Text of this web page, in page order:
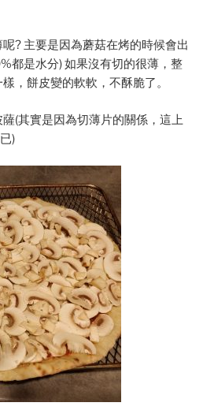
? 主要是因為蘑菇在烤的時候會出
都是水分) 如果沒有切的很薄，整
，餅皮變的軟軟，不酥脆了。
(其實是因為切薄片的關係，這上
)